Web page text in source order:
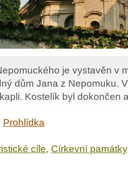
je vystavěn v
dům Jana z Nepomuku.
Kostelík byl dokončen
Prohlídka
cíle, Církevní památky